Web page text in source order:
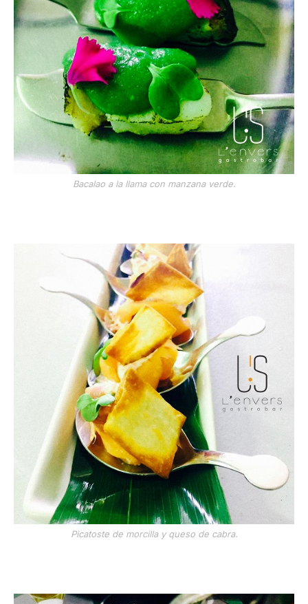
Bacalao a la llama con manzana verde.
Picatoste de morcilla y queso de cabra.